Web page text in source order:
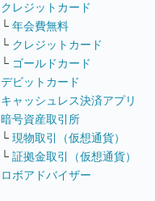
クレジットカード
└ 年会費無料
└ クレジットカード
└ ゴールドカード
デビットカード
キャッシュレス決済アプリ
暗号資産取引所
└ 現物取引（仮想通貨）
└ 証拠金取引（仮想通貨）
ロボアドバイザー